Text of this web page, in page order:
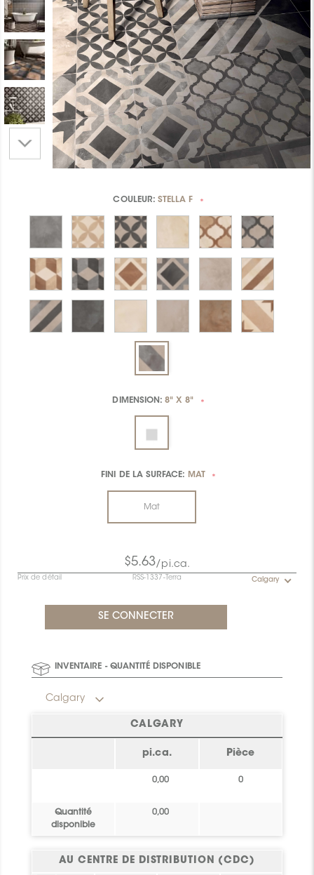
COULEUR:STELLA F *
DIMENSION:8" X 8" *
FINI DE LA SURFACE: MAT *
Mat
$5.63/pi.ca.
Prix de détail RSS-1337-Terra Calgary
INVENTAIRE - QUANTITÉ DISPONIBLE
Calgary
CALGARY
pi.ca. Pièce
0,00 0
Quantité
disponible
0,00
AU CENTRE DE DISTRIBUTION (CDC)